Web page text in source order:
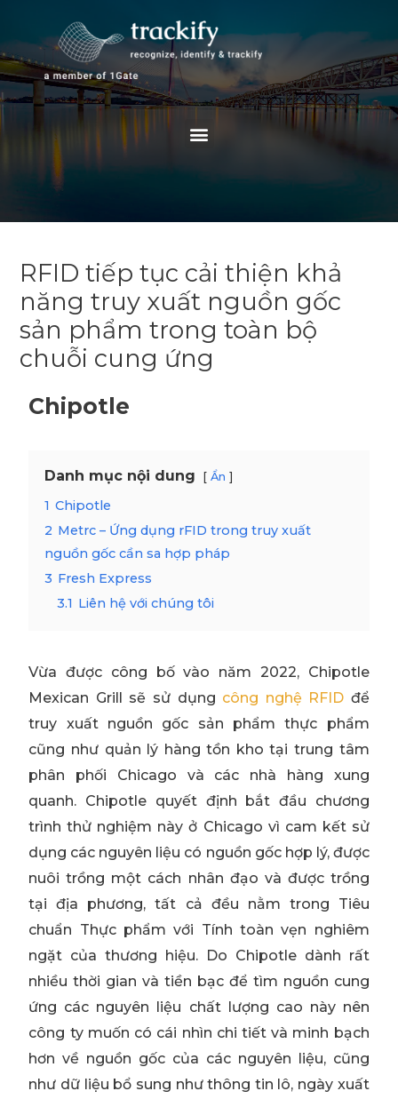
content
Menu
RFID tiếp tục cải thiện khả
năng truy xuất nguồn gốc
sản phẩm trong toàn bộ
chuỗi cung ứng
Chipotle
Danh mục nội dung Ẩn
1 Chipotle
2 Metrc – Ứng dụng rFID trong truy xuất
nguồn gốc cần sa hợp pháp
3 Fresh Express
3.1 Liên hệ với chúng tôi
Vừa được công bố vào năm 2022, Chipotle
Mexican Grill sẽ sử dụng công nghệ RFID để
truy xuất nguồn gốc sản phẩm thực phẩm
cũng như quản lý hàng tồn kho tại trung tâm
phân phối Chicago và các nhà hàng xung
quanh. Chipotle quyết định bắt đầu chương
trình thử nghiệm này ở Chicago vì cam kết sử
dụng các nguyên liệu có nguồn gốc hợp lý, được
nuôi trồng một cách nhân đạo và được trồng
tại địa phương, tất cả đều nằm trong Tiêu
chuẩn Thực phẩm với Tính toàn vẹn nghiêm
ngặt của thương hiệu. Do Chipotle dành rất
nhiều thời gian và tiền bạc để tìm nguồn cung
ứng các nguyên liệu chất lượng cao này nên
công ty muốn có cái nhìn chi tiết và minh bạch
hơn về nguồn gốc của các nguyên liệu, cũng
như dữ liệu bổ sung như thông tin lô, ngày xuất